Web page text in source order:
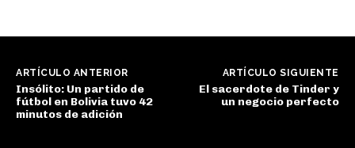
ARTÍCULO ANTERIOR
Insólito: Un partido de
fútbol en Bolivia tuvo 42
minutos de adición
ARTÍCULO SIGUIENTE
El sacerdote de Tinder y
un negocio perfecto